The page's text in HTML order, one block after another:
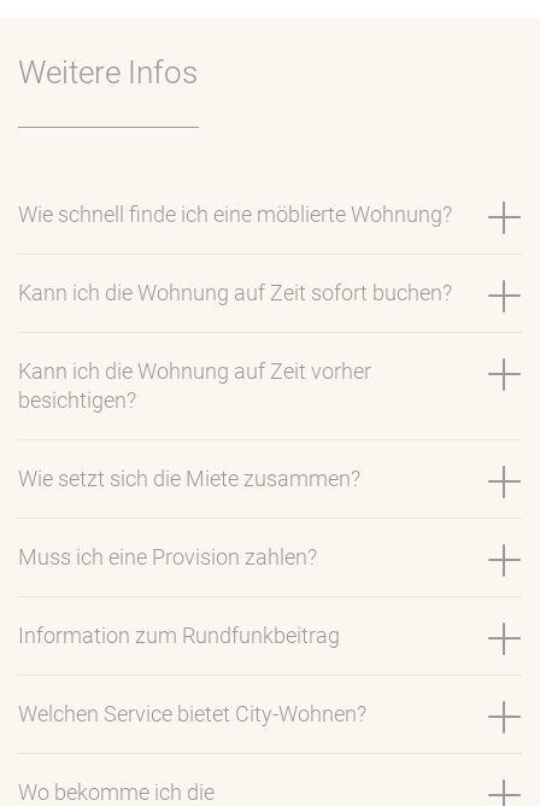
Weitere Infos
Wie schnell finde ich eine möblierte Wohnung?
Kann ich die Wohnung auf Zeit sofort buchen?
Kann ich die Wohnung auf Zeit vorher
besichtigen?
Wie setzt sich die Miete zusammen?
Muss ich eine Provision zahlen?
Information zum Rundfunkbeitrag
Welchen Service bietet City-Wohnen?
Wo bekomme ich die